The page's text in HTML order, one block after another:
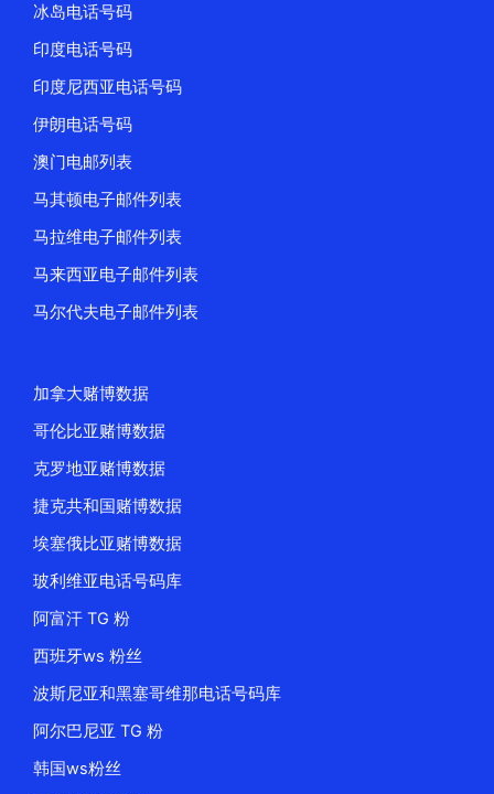
冰岛电话号码
印度电话号码
印度尼西亚电话号码
伊朗电话号码
澳门电邮列表
马其顿电子邮件列表
马拉维电子邮件列表
马来西亚电子邮件列表
马尔代夫电子邮件列表
加拿大赌博数据
哥伦比亚赌博数据
克罗地亚赌博数据
捷克共和国赌博数据
埃塞俄比亚赌博数据
玻利维亚电话号码库
阿富汗 TG 粉
西班牙ws 粉丝
波斯尼亚和黑塞哥维那电话号码库
阿尔巴尼亚 TG 粉
韩国ws粉丝